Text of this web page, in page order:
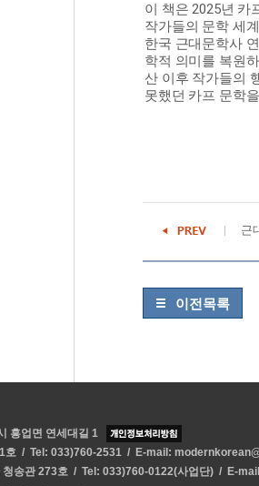
이 책은 2025년 카
작가들의 문학 세
한국 근대문학사
학적 의미를 복원
산 이후 작가들의
못했던 카프 문학
근
이전목록
흥업면 연세대길 1
호 / Tel: 033)760-2531 / E-mail:
청송관 273호 / Tel: 033)760-0122(사업단) / E-